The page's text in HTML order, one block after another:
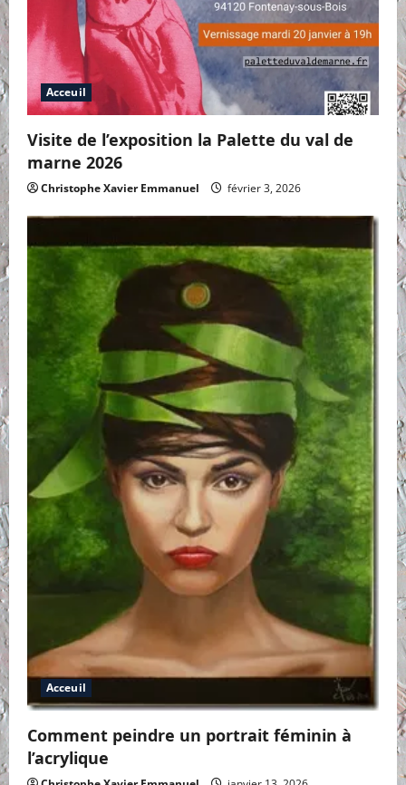
Acceuil
Visite de l’exposition la Palette du val de
marne 2026
Christophe Xavier Emmanuel février 3, 2026
Acceuil
Comment peindre un portrait féminin à
l’acrylique